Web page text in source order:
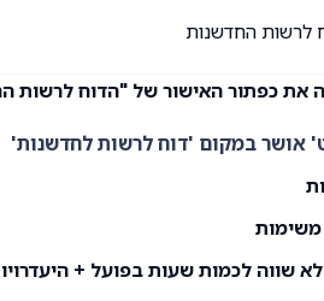
לרשות החדשנות
את כפתור האישור של "הדוח לרשות
אושר במקום 'דוח לרשות לחדשנות'
משימות
שווה לכמות שעות בפועל +